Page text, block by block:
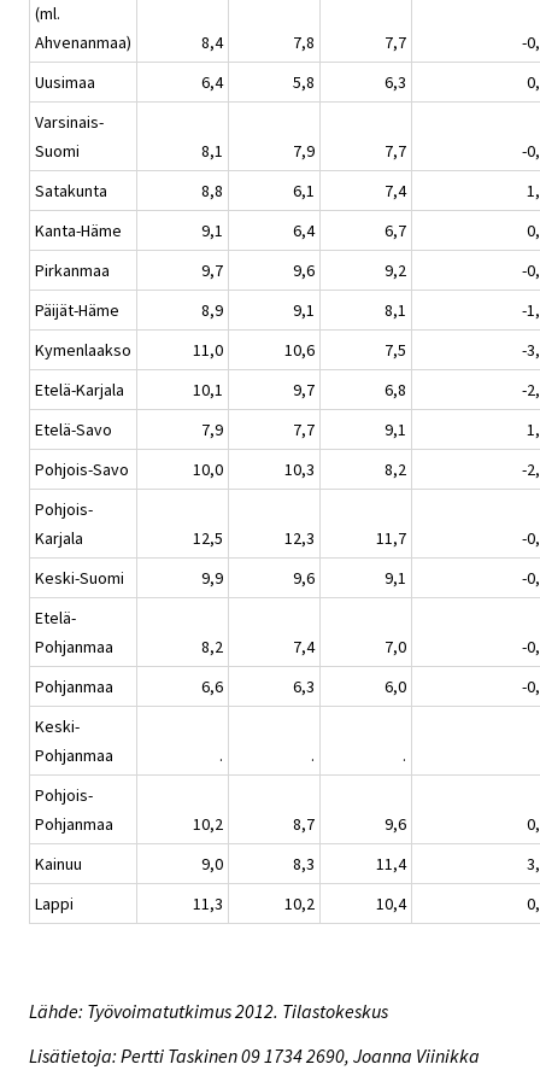
(ml.
Ahvenanmaa)
8,4 7,8 7,7
-
Uusimaa
6,4 5,8 6,3
Varsinais-
Suomi
8,1 7,9 7,7
-
Satakunta
8,8 6,1 7,4
Kanta-Häme
9,1 6,4 6,7
Pirkanmaa
9,7 9,6 9,2
-
Päijät-Häme
8,9 9,1 8,1
-
Kymenlaakso
11,0 10,6 7,5
-
Etelä-Karjala
10,1 9,7 6,8
-
Etelä-Savo
7,9 7,7 9,1
Pohjois-Savo
10,0 10,3 8,2
-
Pohjois-
Karjala
12,5 12,3 11,7
-
Keski-Suomi
9,9 9,6 9,1
-
Etelä-
Pohjanmaa
8,2 7,4 7,0
-
Pohjanmaa
6,6 6,3 6,0
-
Keski-
Pohjanmaa
. .
.
Pohjois-
Pohjanmaa
10,2 8,7 9,6
Kainuu
9,0 8,3 11,4
Lappi
11,3 10,2 10,4
Lähde: Työvoimatutkimus 2012. Tilastokeskus
Lisätietoja: Pertti Taskinen 09 1734 2690, Joanna Viinikka